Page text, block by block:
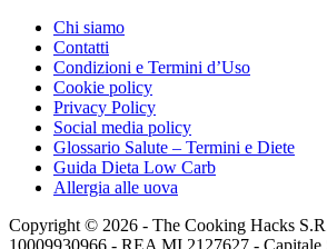
Chi siamo
Contatti
Condizioni e Termini d’Uso
Cookie policy
Privacy Policy
Social media policy
Glossario Salute – Termini e Diete
Guida Dieta Low Carb
Allergia alle uova
Copyright © 2026 - The Cooking Hacks
10009930966 - REA MI 2127627 - Capitale